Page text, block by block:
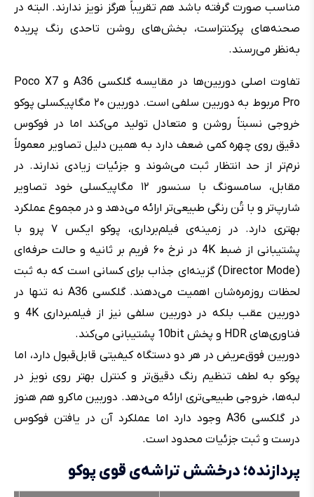
مناسب صورت گرفته باشد هم تقریباً هرگز نویز ندارند. البته در
صحنه‌های پرکنتراست، بخش‌های روشن تاحدی رنگ پریده
به‌نظر می‌رسند.
تفاوت اصلی دوربین‌ها در مقایسه گلکسی A36 و Poco X7
Pro مربوط به دوربین سلفی است. دوربین ۲۰ مگاپیکسلی پوکو
خروجی نسبتاً روشن و متعادل تولید می‌کند اما در فوکوس
دقیق روی چهره کمی ضعف دارد به همین دلیل تصاویر معمولاً
نرم‌تر از حد انتظار ثبت می‌شوند و جزئیات زیادی ندارند. در
مقابل، سامسونگ با سنسور ۱۲ مگاپیکسلی خود تصاویر
شارپ‌تر و با تُن رنگی طبیعی‌تر ارائه می‌دهد و در مجموع عملکرد
بهتری دارد. در زمینه‌ی فیلم‌برداری، پوکو ایکس ۷ پرو با
پشتیبانی از ضبط 4K در نرخ ۶۰ فریم بر ثانیه و حالت حرفه‌ای
(Director Mode) گزینه‌ای جذاب برای کسانی است که به ثبت
لحظات روزمره‌شان اهمیت می‌دهند. گلکسی A36 نه تنها در
دوربین عقب بلکه در دوربین سلفی نیز از فیلمبرداری 4K و
فناوری‌های HDR و پخش 10bit پشتیبانی می‌کند.
دوربین فوق‌عریض در هر دو دستگاه کیفیتی قابل‌قبول دارد، اما
پوکو به لطف تنظیم رنگ دقیق‌تر و کنترل بهتر روی نویز در
لبه‌ها، خروجی طبیعی‌تری ارائه می‌دهد. دوربین ماکرو هم هنوز
در گلکسی A36 وجود دارد اما عملکرد آن در یافتن فوکوس
درست و ثبت جزئیات محدود است.
پردازنده؛ درخشش تراشه‌ی قوی پوکو